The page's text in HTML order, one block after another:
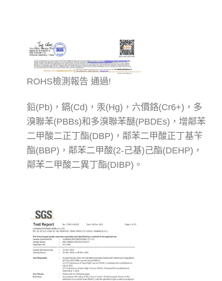
ROHS檢測報告 通過!
鉛(Pb)，鎘(Cd)，汞(Hg)，六價鉻(Cr6+)，多
溴聯苯(PBBs)和多溴聯苯醚(PBDEs)，增鄰苯
二甲酸二正丁酯(DBP)，鄰苯二甲酸正丁基苄
酯(BBP)，鄰苯二甲酸(2-己基)己酯(DEHP)，
鄰苯二甲酸二異丁酯(DIBP)。